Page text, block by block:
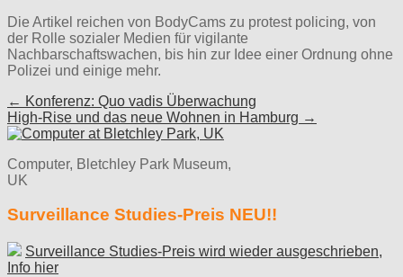
Die Artikel reichen von BodyCams zu protest policing, von
der Rolle sozialer Medien für vigilante
Nachbarschaftswachen, bis hin zur Idee einer Ordnung ohne
Polizei und einige mehr.
Post
navigation
← Konferenz: Quo vadis Überwachung
High-Rise und das neue Wohnen in Hamburg →
Computer, Bletchley Park Museum,
UK
Surveillance Studies-Preis NEU!!
Surveillance Studies-Preis wird wieder ausgeschrieben,
Info hier